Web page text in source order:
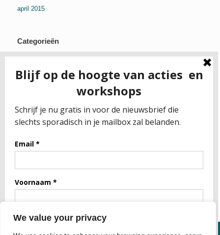
We value your privacy
april 2015
Categorieën
Gezonde kledij
Gezonde voeding
Gezondheid algemeen
Spreuken
Uncategorized
Meta
Inloggen
Berichten feed